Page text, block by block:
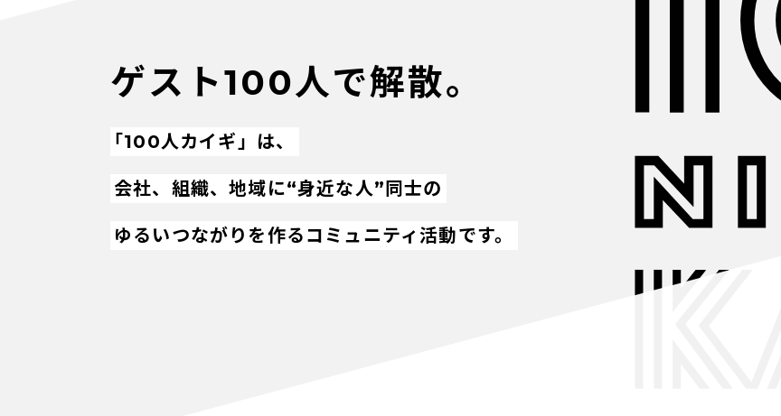
ゲスト100人で解散。
「100人カイギ」は、
会社、組織、地域に“身近な人”同士の
ゆるいつながりを作るコミュニティ活動です。